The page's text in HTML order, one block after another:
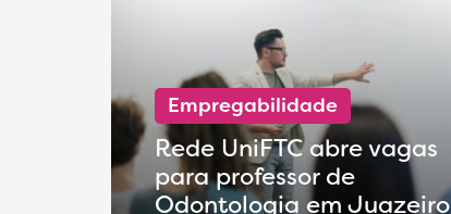
Empregabilidade
Rede UniFTC abre vagas
para professor de
Odontologia em Juazeiro